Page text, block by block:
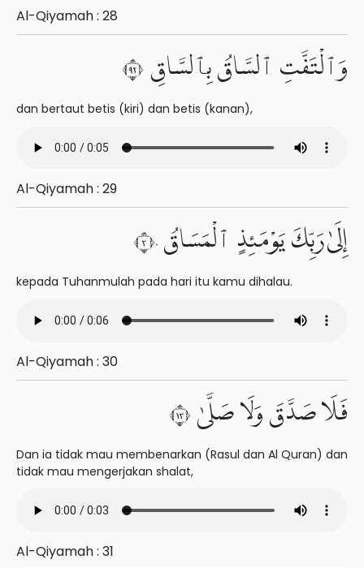
Al-Qiyamah : 28
وَٱلْتَفَّتِ ٱلسَّاقُ بِٱلسَّاقِ ٢٩
dan bertaut betis (kiri) dan betis (kanan),
Al-Qiyamah : 29
إِلَىٰ رَبِّكَ يَوْمَئِذٍ ٱلْمَسَاقُ ٣٠
kepada Tuhanmulah pada hari itu kamu dihalau.
Al-Qiyamah : 30
فَلَا صَدَّقَ وَلَا صَلَّىٰ ٣١
Dan ia tidak mau membenarkan (Rasul dan Al Quran) dan
tidak mau mengerjakan shalat,
Al-Qiyamah : 31